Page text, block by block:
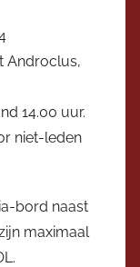
Androclus,
14.00 uur.
niet-leden
bord naast
maximaal